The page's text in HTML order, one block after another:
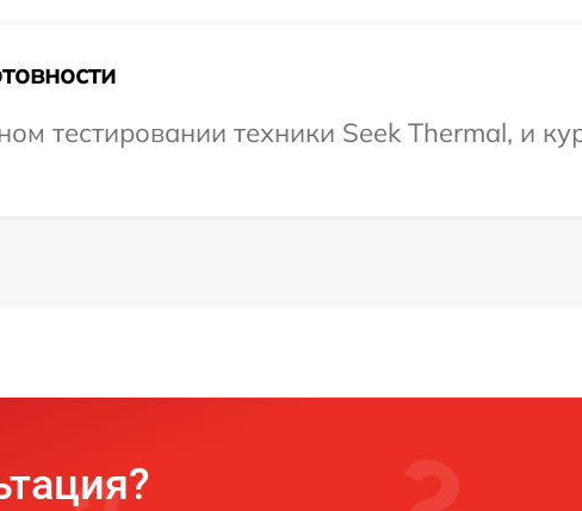
тестировании техники Seek Thermal, и